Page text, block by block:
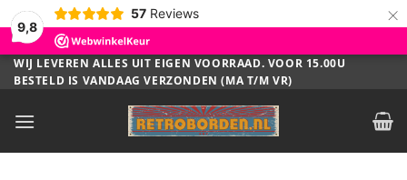
9,8
57 Reviews ×
Ga
naar
WIJ LEVEREN ALLES UIT EIGEN VOORRAAD. VOOR 15.00U
BESTELD IS VANDAAG VERZONDEN (MA T/M VR)